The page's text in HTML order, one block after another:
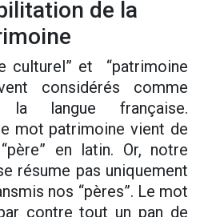
de la
culturel” et “patrimoine
considérés comme
la langue française.
mot patrimoine vient de
en latin. Or, notre
résume pas uniquement
nos “pères”. Le mot
contre tout un pan de